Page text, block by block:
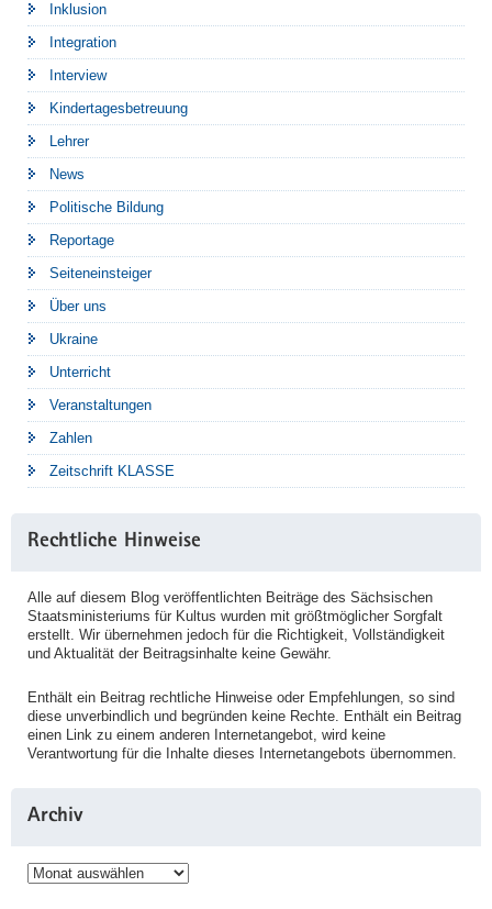
Inklusion
Integration
Interview
Kindertagesbetreuung
Lehrer
News
Politische Bildung
Reportage
Seiteneinsteiger
Über uns
Ukraine
Unterricht
Veranstaltungen
Zahlen
Zeitschrift KLASSE
Rechtliche Hinweise
Alle auf diesem Blog veröffentlichten Beiträge des Sächsischen
Staatsministeriums für Kultus wurden mit größtmöglicher Sorgfalt
erstellt. Wir übernehmen jedoch für die Richtigkeit, Vollständigkeit
und Aktualität der Beitragsinhalte keine Gewähr.
Enthält ein Beitrag rechtliche Hinweise oder Empfehlungen, so sind
diese unverbindlich und begründen keine Rechte. Enthält ein Beitrag
einen Link zu einem anderen Internetangebot, wird keine
Verantwortung für die Inhalte dieses Internetangebots übernommen.
Archiv
Archiv